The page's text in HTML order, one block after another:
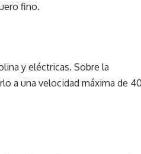
fino.
y eléctricas. Sobre la
a una velocidad máxima de 40